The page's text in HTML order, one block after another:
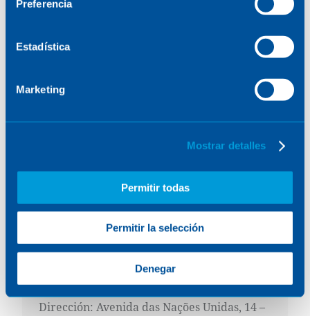
Preferencia
Estadística
Marketing
Mostrar detalles
Permitir todas
Permitir la selección
Denegar
América
SÃO PAULO/BRASIL
Dirección: Avenida das Nações Unidas, 14 –